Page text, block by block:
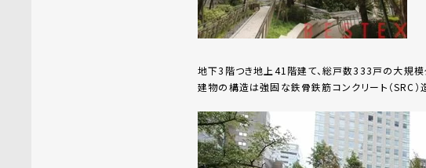
地下3階つき地上41階建て、総戸数333戸の大規模
建物の構造は強固な鉄骨鉄筋コンクリート（SRC）